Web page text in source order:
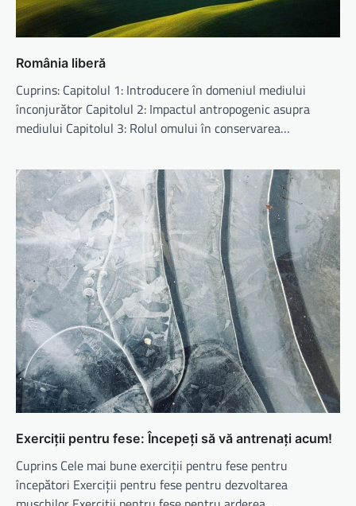
România liberă
Cuprins: Capitolul 1: Introducere în domeniul mediului
înconjurător Capitolul 2: Impactul antropogenic asupra
mediului Capitolul 3: Rolul omului în conservarea…
Exerciții pentru fese: Începeți să vă antrenați acum!
Cuprins Cele mai bune exerciții pentru fese pentru
începători Exerciții pentru fese pentru dezvoltarea